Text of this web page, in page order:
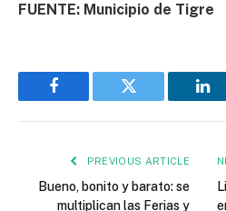
FUENTE: Municipio de Tigre
Facebook Twitter
PREVIOUS ARTICLE
Bueno, bonito y barato: se
multiplican las Ferias y